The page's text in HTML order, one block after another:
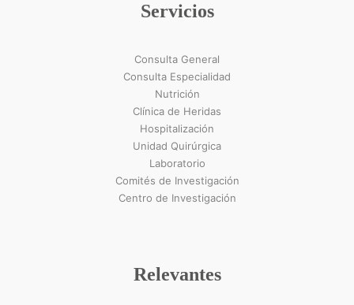
Servicios
Consulta General
Consulta Especialidad
Nutrición
Clínica de Heridas
Hospitalización
Unidad Quirúrgica
Laboratorio
Comités de Investigación
Centro de Investigación
Relevantes